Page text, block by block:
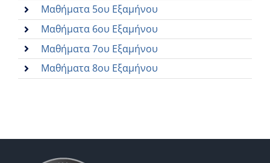
Μαθήματα 5ου Εξαμήνου
Μαθήματα 6ου Εξαμήνου
Μαθήματα 7ου Εξαμήνου
Μαθήματα 8ου Εξαμήνου